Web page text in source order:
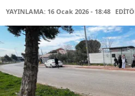
YAYINLAMA: 16 Ocak 2026 - 18:48